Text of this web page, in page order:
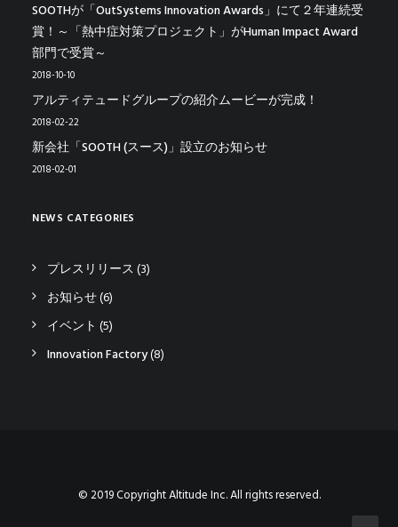
SOOTHが「OutSystems Innovation Awards」にて２年連続受
賞！～「熱中症対策プロジェクト」がHuman Impact Award
部門で受賞～
2018-10-10
アルティテュードグループの紹介ムービーが完成！
2018-02-22
新会社「SOOTH (スース)」設立のお知らせ
2018-02-01
NEWS CATEGORIES
プレスリリース (3)
お知らせ(6)
イベント (5)
Innovation Factory(8)
© 2019 Copyright Altitude Inc. All rights reserved.